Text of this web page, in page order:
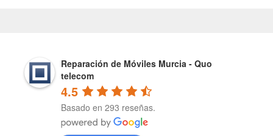
Reparación de Móviles Murcia - Quo
telecom
4.5
Basado en 293 reseñas.